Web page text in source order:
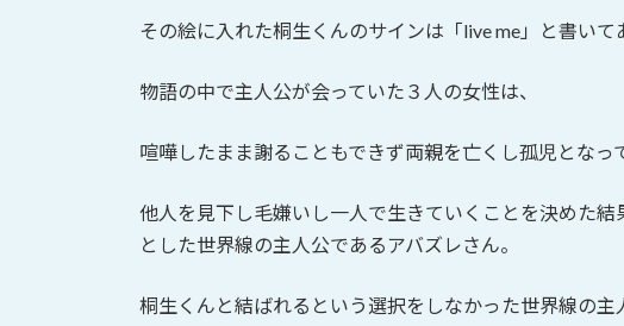
その絵に入れた桐生くんのサインは「live me」と書いて
物語の中で主人公が会っていた３人の女性は、
喧嘩したまま謝ることもできず両親を亡くし孤児となっ
他人を見下し毛嫌いし一人で生きていくことを決めた
とした世界線の主人公であるアバズレさん。
桐生くんと結ばれるという選択をしなかった世界線の主